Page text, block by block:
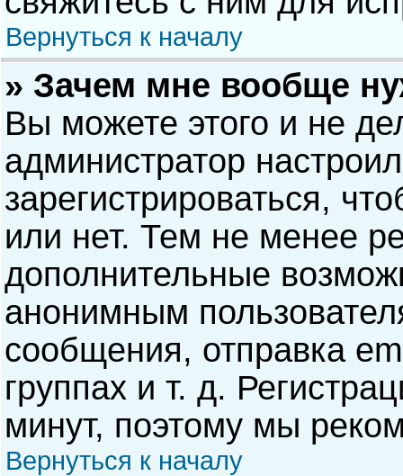
Вернуться к началу
» Зачем мне вообще
Вы можете этого и не
администратор
зарегистрироваться,
или нет. Тем не менее
дополнительные
анонимным
сообщения, отправка
группах и т. д.
минут, поэтому мы
Вернуться к началу